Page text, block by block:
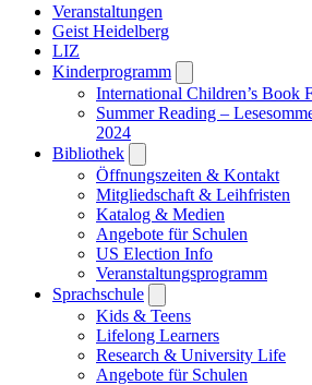
Veranstaltungen
Geist Heidelberg
LIZ
Kinderprogramm
submenu
International Children’s Book
Summer Reading –
2024
Bibliothek
submenu
Öffnungszeiten & Kontakt
Mitgliedschaft & Leihfristen
Katalog & Medien
Angebote für Schulen
US Election Info
Veranstaltungsprogramm
Sprachschule
submenu
Kids & Teens
Lifelong Learners
Research & University Life
Angebote für Schulen